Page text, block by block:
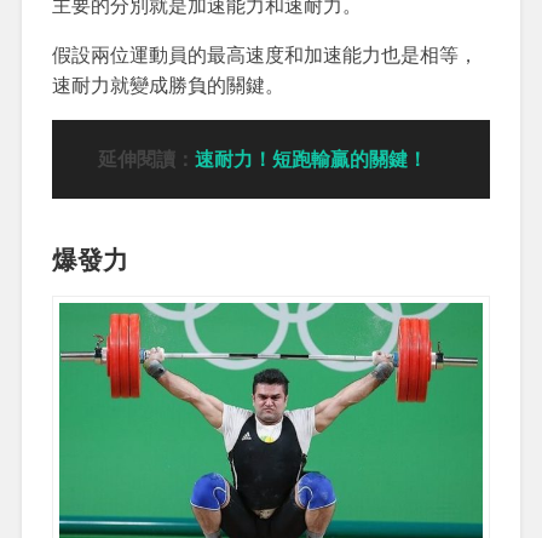
主要的分別就是加速能力和速耐力。
假設兩位運動員的最高速度和加速能力也是相等，
速耐力就變成勝負的關鍵。
延伸閱讀： 速耐力！短跑輸贏的關鍵！
爆發力